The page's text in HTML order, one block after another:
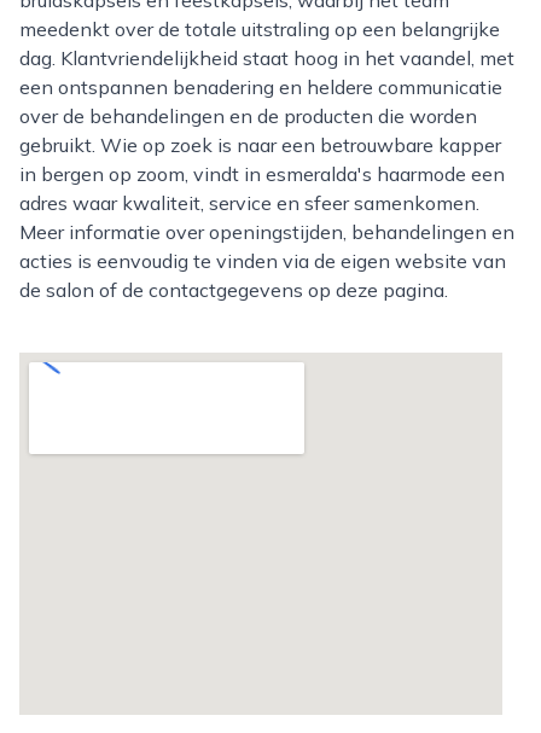
meedenkt over de totale uitstraling op een belangrijke
dag. Klantvriendelijkheid staat hoog in het vaandel, met
een ontspannen benadering en heldere communicatie
over de behandelingen en de producten die worden
gebruikt. Wie op zoek is naar een betrouwbare kapper
in bergen op zoom, vindt in esmeralda's haarmode een
adres waar kwaliteit, service en sfeer samenkomen.
Meer informatie over openingstijden, behandelingen en
acties is eenvoudig te vinden via de eigen website van
de salon of de contactgegevens op deze pagina.